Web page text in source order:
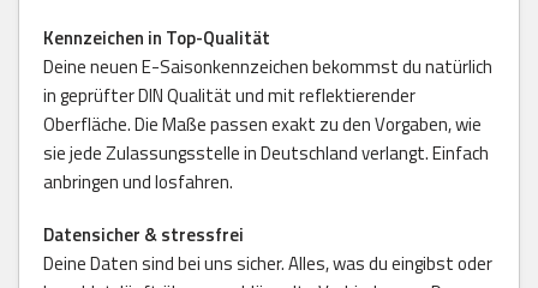
Kennzeichen in Top-Qualität
Deine neuen E-Saisonkennzeichen bekommst du natürlich
in geprüfter DIN Qualität und mit reflektierender
Oberfläche. Die Maße passen exakt zu den Vorgaben, wie
sie jede Zulassungsstelle in Deutschland verlangt. Einfach
anbringen und losfahren.
Datensicher & stressfrei
Deine Daten sind bei uns sicher. Alles, was du eingibst oder